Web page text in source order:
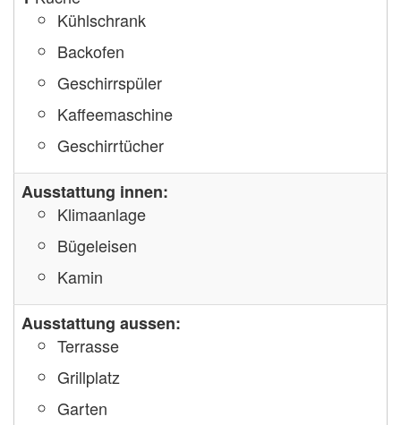
Kühlschrank
Backofen
Geschirrspüler
Kaffeemaschine
Geschirrtücher
Ausstattung innen:
Klimaanlage
Bügeleisen
Kamin
Ausstattung aussen:
Terrasse
Grillplatz
Garten